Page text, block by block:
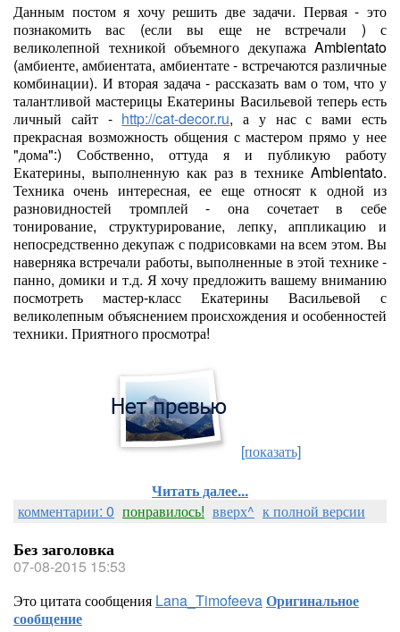
Данным постом я хочу решить две задачи. Первая - это
познакомить вас (если вы еще не встречали ) с
великолепной техникой объемного декупажа Ambientato
(амбиенте, амбиентата, амбиентате - встречаются различные
комбинации). И вторая задача - рассказать вам о том, что у
талантливой мастерицы Екатерины Васильевой теперь есть
личный сайт - http://cat-decor.ru, а у нас с вами есть
прекрасная возможность общения с мастером прямо у нее
"дома":) Собственно, оттуда я и публикую работу
Екатерины, выполненную как раз в технике Ambientato.
Техника очень интересная, ее еще относят к одной из
разновидностей тромплей - она сочетает в себе
тонирование, структурирование, лепку, аппликацию и
непосредственно декупаж с подрисовками на всем этом. Вы
наверняка встречали работы, выполненные в этой технике -
панно, домики и т.д. Я хочу предложить вашему вниманию
посмотреть мастер-класс Екатерины Васильевой с
великолепным объяснением происхождения и особенностей
техники. Приятного просмотра!
[показать]
Читать далее...
комментарии: 0 понравилось! вверх^ к полной версии
Без заголовка
07-08-2015 15:53
Это цитата сообщения Lana_TimofeevaОригинальное
сообщение